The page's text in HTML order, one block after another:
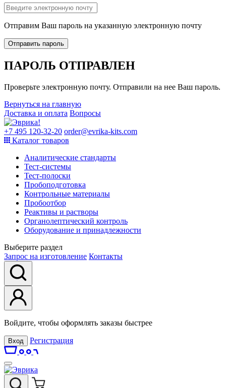
Отправим Ваш пароль на указанную электронную почту
Отправить пароль
ПАРОЛЬ ОТПРАВЛЕН
Проверьте электронную почту. Отправили на нее Ваш пароль.
Вернуться на главную
Доставка и оплата Вопросы
+7 495 120-32-20 order@evrika-kits.com
Каталог товаров
Аналитические стандарты
Тест-системы
Тест-полоски
Пробоподготовка
Контрольные материалы
Пробоотбор
Реактивы и растворы
Органолептический контроль
Оборудование и принадлежности
Выберите раздел
Запрос на изготовление Контакты
Войдите, чтобы оформлять заказы быстрее
Вход Регистрация